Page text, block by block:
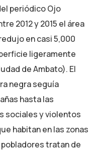
periódico Ojo
2012 y 2015 el área
en casi 5,000
ligeramente
de Ambato). El
negra seguía
hasta las
sociales y violentos
habitan en las zonas
tratan de